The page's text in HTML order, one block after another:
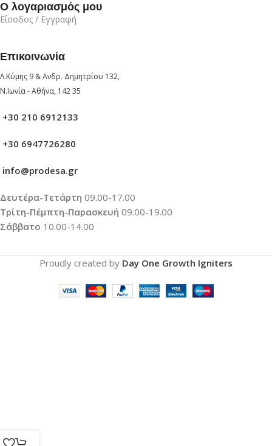
Ο λογαριασμός μου
Είσοδος / Εγγραφή
Επικοινωνία
Λ.Κύμης 9 & Ανδρ. Δημητρίου 132,
Ν.Ιωνία - Αθήνα, 142 35
+30 210 6912133
+30 6947726280
info@prodesa.gr
Δευτέρα-Τετάρτη 09.00-17.00
Τρίτη-Πέμπτη-Παρασκευή 09.00-19.00
Σάββατο 10.00-14.00
Proudly created by Day One Growth Igniters